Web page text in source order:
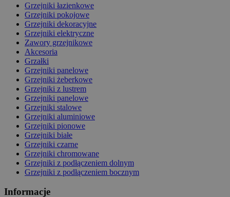
Grzejniki łazienkowe
Grzejniki pokojowe
Grzejniki dekoracyjne
Grzejniki elektryczne
Zawory grzejnikowe
Akcesoria
Grzałki
Grzejniki panelowe
Grzejniki żeberkowe
Grzejniki z lustrem
Grzejniki panelowe
Grzejniki stalowe
Grzejniki aluminiowe
Grzejniki pionowe
Grzejniki białe
Grzejniki czarne
Grzejniki chromowane
Grzejniki z podłączeniem dolnym
Grzejniki z podłączeniem bocznym
Informacje